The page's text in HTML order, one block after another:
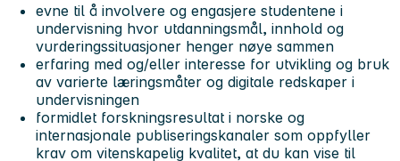
evne til å involvere og engasjere studentene i
undervisning hvor utdanningsmål, innhold og
vurderingssituasjoner henger nøye sammen
erfaring med og/eller interesse for utvikling og bruk
av varierte læringsmåter og digitale redskaper i
undervisningen
formidlet forskningsresultat i norske og
internasjonale publiseringskanaler som oppfyller
krav om vitenskapelig kvalitet, at du kan vise til